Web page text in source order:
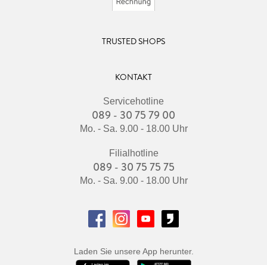
TRUSTED SHOPS
KONTAKT
Servicehotline
089 - 30 75 79 00
Mo. - Sa. 9.00 - 18.00 Uhr
Filialhotline
089 - 30 75 75 75
Mo. - Sa. 9.00 - 18.00 Uhr
Laden Sie unsere App herunter.